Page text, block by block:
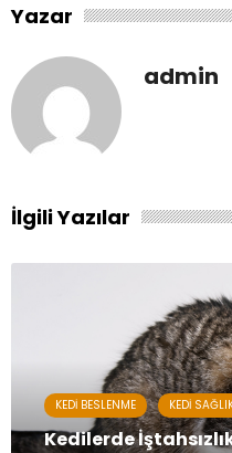
Yazar
admin
İlgili Yazılar
KEDI BESLENME KEDI
Kedilerde